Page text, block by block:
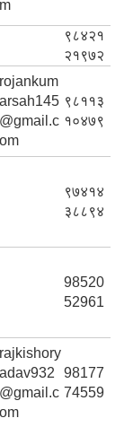
m
९८४२१
२१९७२
rojankum
arsah145
@gmail.c
om
९८११३
१०४७९
९७४१४
३८८९४
98520
52961
rajkishory
adav932
@gmail.c
om
98177
74559